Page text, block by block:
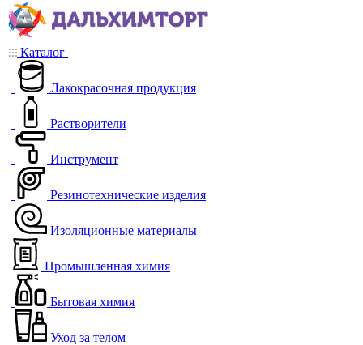
Каталог
Лакокрасочная продукция
Растворители
Инструмент
Резинотехнические изделия
Изоляционные материалы
Промышленная химия
Бытовая химия
Уход за телом